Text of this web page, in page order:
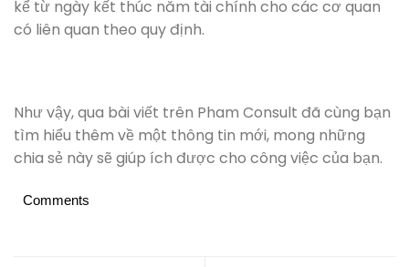
kể từ ngày kết thúc năm tài chính cho các cơ quan
có liên quan theo quy định.
Như vậy, qua bài viết trên Pham Consult đã cùng bạn
tìm hiểu thêm về một thông tin mới, mong những
chia sẻ này sẽ giúp ích được cho công việc của bạn.
Comments